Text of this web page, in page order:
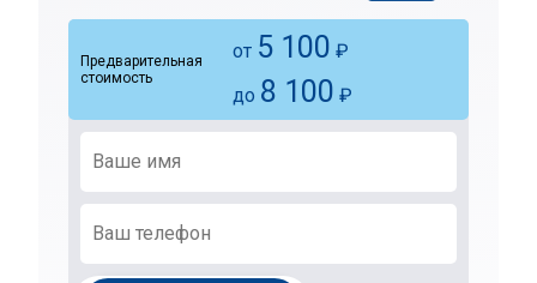
Предварительная
стоимость
от 5 100 ₽
до 8 100 ₽